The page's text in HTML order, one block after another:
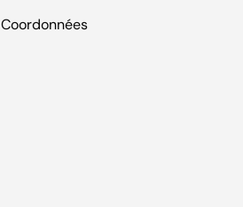
Coordonnées